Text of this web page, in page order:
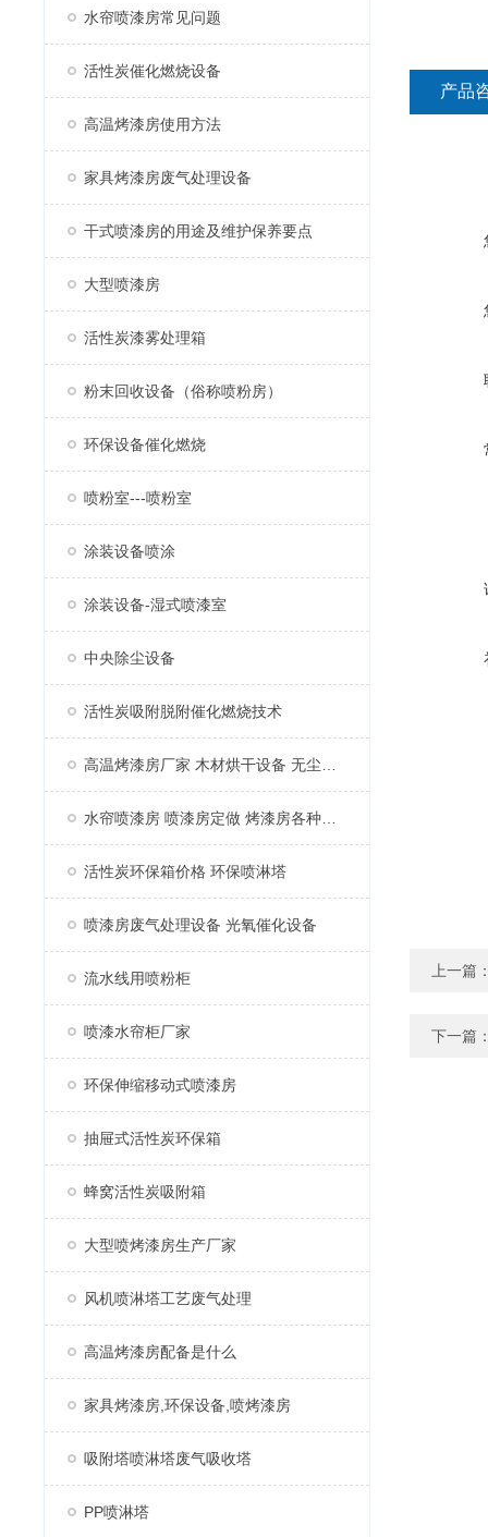
水帘喷漆房常见问题
活性炭催化燃烧设备
高温烤漆房使用方法
家具烤漆房废气处理设备
干式喷漆房的用途及维护保养要点
大型喷漆房
活性炭漆雾处理箱
粉末回收设备（俗称喷粉房）
环保设备催化燃烧
喷粉室---喷粉室
涂装设备喷涂
涂装设备-湿式喷漆室
中央除尘设备
活性炭吸附脱附催化燃烧技术
活性炭环保箱价格 环保喷淋塔
喷漆房废气处理设备 光氧催化设备
流水线用喷粉柜
喷漆水帘柜厂家
环保伸缩移动式喷漆房
抽屉式活性炭环保箱
蜂窝活性炭吸附箱
大型喷烤漆房生产厂家
风机喷淋塔工艺废气处理
高温烤漆房配备是什么
家具烤漆房,环保设备,喷烤漆房
吸附塔喷淋塔废气吸收塔
PP喷淋塔
产品
上一篇
下一篇